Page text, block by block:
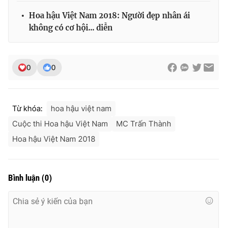
Hoa hậu Việt Nam 2018: Người đẹp nhân ái
không có cơ hội... diễn
0 0
Từ khóa:
hoa hậu việt nam
Cuộc thi Hoa hậu Việt Nam
MC Trấn Thành
Hoa hậu Việt Nam 2018
Bình luận (0)